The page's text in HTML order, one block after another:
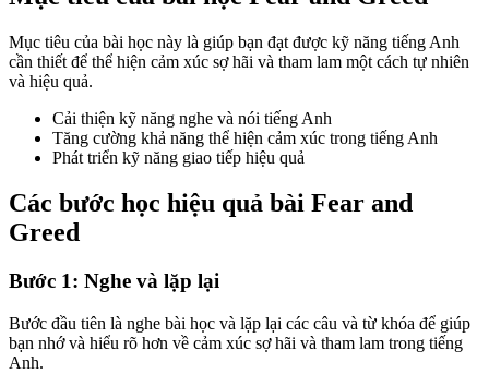
Mục tiêu của bài học này là giúp bạn đạt được kỹ năng tiếng Anh
cần thiết để thể hiện cảm xúc sợ hãi và tham lam một cách tự nhiên
và hiệu quả.
Cải thiện kỹ năng nghe và nói tiếng Anh
Tăng cường khả năng thể hiện cảm xúc trong tiếng Anh
Phát triển kỹ năng giao tiếp hiệu quả
Các bước học hiệu quả bài Fear and
Greed
Bước 1: Nghe và lặp lại
Bước đầu tiên là nghe bài học và lặp lại các câu và từ khóa để giúp
bạn nhớ và hiểu rõ hơn về cảm xúc sợ hãi và tham lam trong tiếng
Anh.